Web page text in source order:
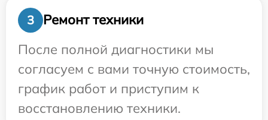
3
Ремонт техники
После полной диагностики мы
согласуем с вами точную стоимость,
график работ и приступим к
восстановлению техники.